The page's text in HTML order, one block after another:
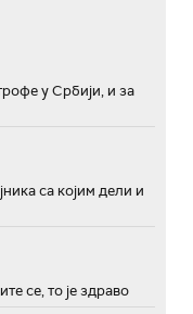
у Србији, и за
са којим дели и
се, то је здраво